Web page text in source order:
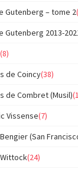
Gutenberg – tome 2
Gutenberg 2013-
(8)
de Coincy(38)
de Combret (Musil)
Vissense(7)
Bengier (San
Wittock(24)